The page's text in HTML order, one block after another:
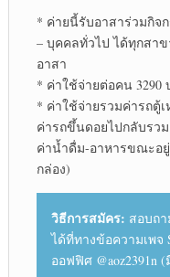
* ค่ายนี้รับอาสาร่วม​กิจ
– บุคคล​ทั่วไป​ ได้ทุกสา
อาสา
* ค่าใช้จ่ายต่อคน 3290
* ค่าใช้จ่าย​รวมค่ารถตู้​
ค่ารถขึ้นดอยไปกลับรว
ค่าน้ำดื่ม-อาหารขณะ​อ
กล่อง)​
วิธีการสมัคร: สอบถ
ได้ที่​ทางข้อความ​เพจ
ออฟฟิศ​ @aoz2391n (